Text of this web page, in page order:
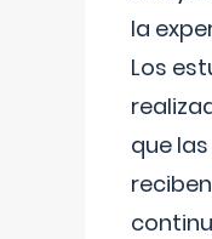
la
Los
que